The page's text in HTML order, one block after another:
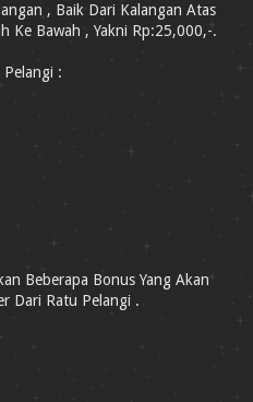
, Baik Dari Kalangan Atas
Ke Bawah , Yakni Rp:25,000,-.
Pelangi :
Beberapa Bonus Yang Akan
Dari Ratu Pelangi .